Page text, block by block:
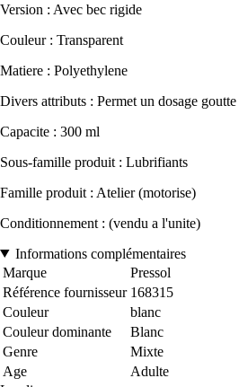
Version : Avec bec rigide
Couleur : Transparent
Matiere : Polyethylene
Divers attributs : Permet un dosage
Capacite : 300 ml
Sous-famille produit : Lubrifiants
Famille produit : Atelier (motorise)
Conditionnement : (vendu a l'unite)
Informations complémentaires
Marque
Pressol
Référence fournisseur 168315
Couleur
blanc
Couleur dominante
Blanc
Genre
Mixte
Age
Adulte